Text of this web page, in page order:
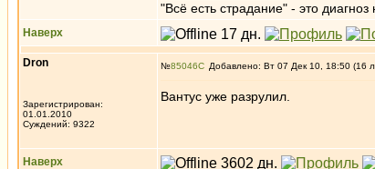
"Всё есть страдание" - это
Наверх
Dron
Зарегистрирован:
01.01.2010
Суждений: 9322
№85046 Добавлено: Вт 07 Дек 10, 18:50 (16
Вантус уже разрулил.
Наверх